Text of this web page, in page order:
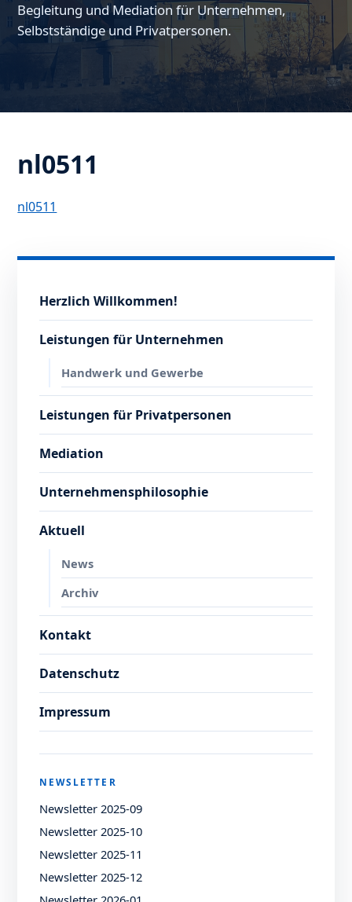
Begleitung und Mediation für Unternehmen,
Selbstständige und Privatpersonen.
nl0511
nl0511
Herzlich Willkommen!
Leistungen für Unternehmen
Handwerk und Gewerbe
Leistungen für Privatpersonen
Mediation
Unternehmensphilosophie
Aktuell
News
Archiv
Kontakt
Datenschutz
Impressum
NEWSLETTER
Newsletter 2025-09
Newsletter 2025-10
Newsletter 2025-11
Newsletter 2025-12